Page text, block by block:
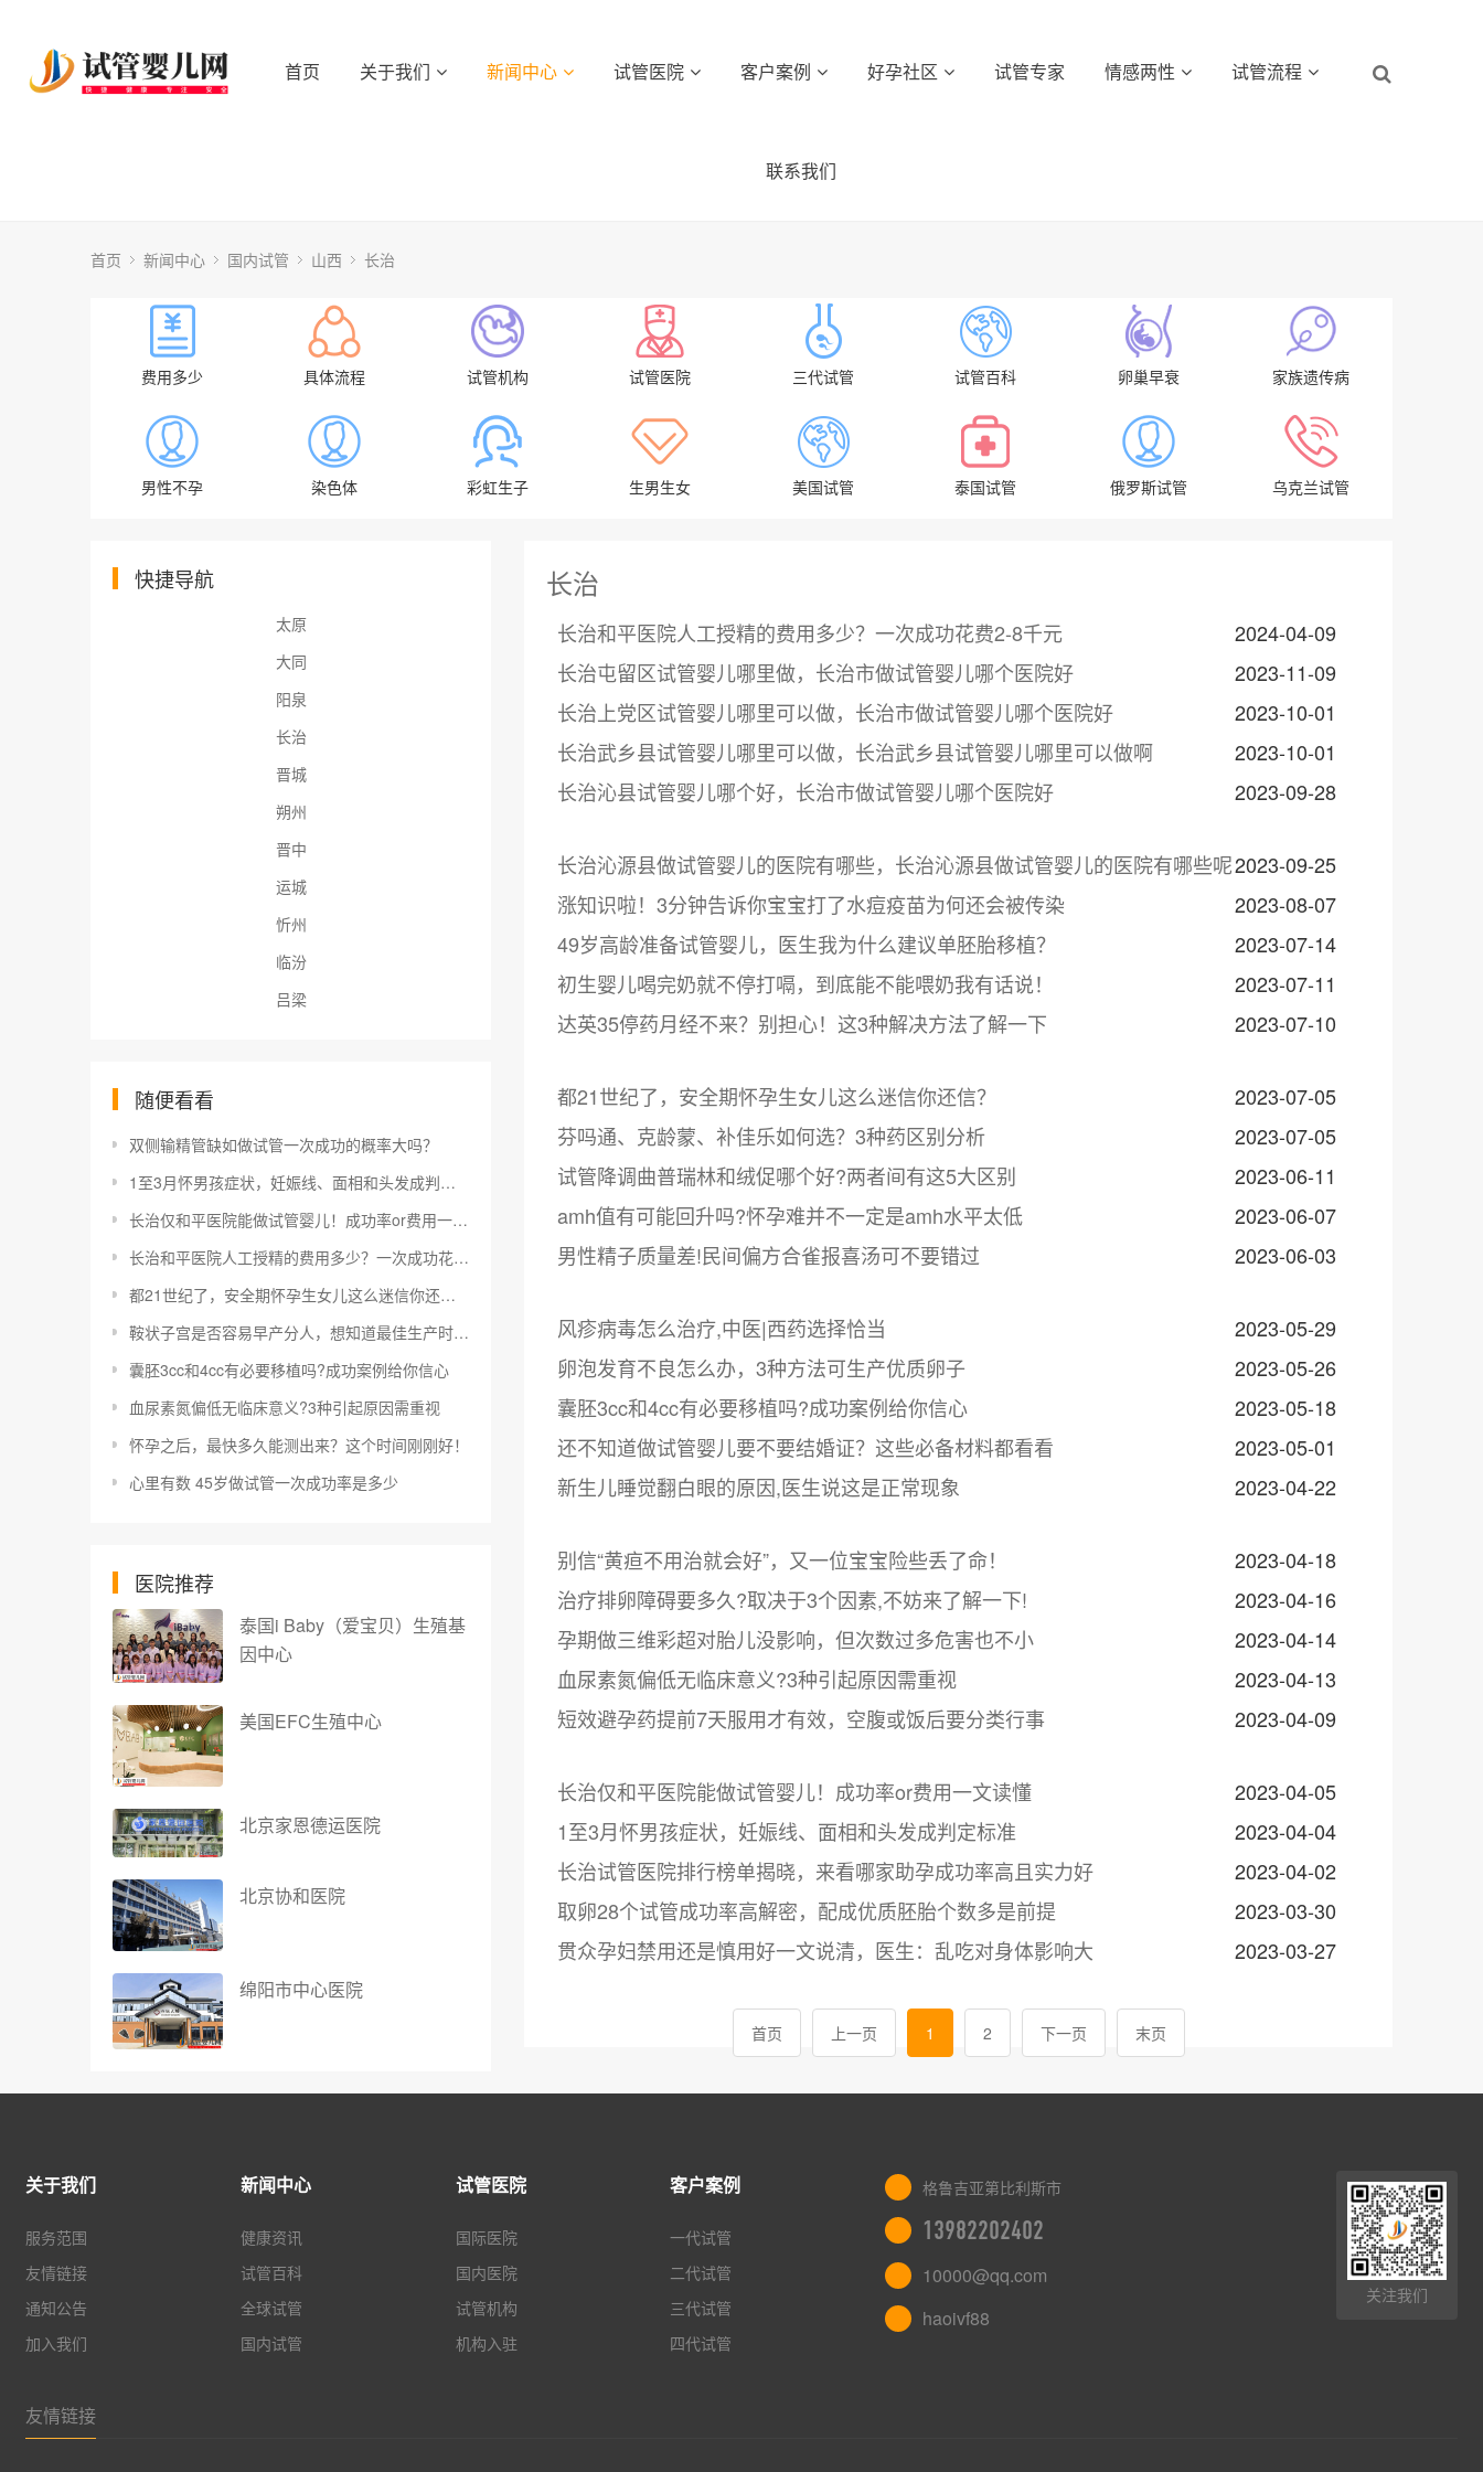
首页 关于我们 新闻中心 试管医院 客户案例 好孕社区 试管专家 情感两性 试管流程
联系我们
首页 新闻中心 国内试管 山西 长治
费用多少 具体流程 试管机构 试管医院 三代试管 试管百科 卵巢早衰 家族遗传病
男性不孕 染色体 彩虹生子 生男生女 美国试管 泰国试管 俄罗斯试管 乌克兰试管
快捷导航
太原
大同
阳泉
长治
晋城
朔州
晋中
运城
忻州
临汾
吕梁
随便看看
双侧输精管缺如做试管一次成功的概率大吗？
1至3月怀男孩症状，妊娠线、面相和头发成判定标准
长治仅和平医院能做试管婴儿！成功率or费用一文读懂
长治和平医院人工授精的费用多少？一次成功花费2-8千元
都21世纪了，安全期怀孕生女儿这么迷信你还信？
鞍状子宫是否容易早产分人，想知道最佳生产时间看这
囊胚3cc和4cc有必要移植吗?成功案例给你信心
血尿素氮偏低无临床意义?3种引起原因需重视
怀孕之后，最快多久能测出来？这个时间刚刚好！
心里有数 45岁做试管一次成功率是多少
医院推荐
泰国i Baby（爱宝贝）生殖基
因中心
美国EFC生殖中心
北京家恩德运医院
北京协和医院
绵阳市中心医院
长治
长治和平医院人工授精的费用多少？一次成功花费2-8千元
2024-04-09
长治屯留区试管婴儿哪里做，长治市做试管婴儿哪个医院好
2023-11-09
长治上党区试管婴儿哪里可以做，长治市做试管婴儿哪个医院好
2023-10-01
长治武乡县试管婴儿哪里可以做，长治武乡县试管婴儿哪里可以做啊
2023-10-01
长治沁县试管婴儿哪个好，长治市做试管婴儿哪个医院好
2023-09-28
长治沁源县做试管婴儿的医院有哪些，长治沁源县做试管婴儿的医院有哪些呢2023-09-25
涨知识啦！3分钟告诉你宝宝打了水痘疫苗为何还会被传染
2023-08-07
49岁高龄准备试管婴儿，医生我为什么建议单胚胎移植？
2023-07-14
初生婴儿喝完奶就不停打嗝，到底能不能喂奶我有话说！
2023-07-11
达英35停药月经不来？别担心！这3种解决方法了解一下
2023-07-10
都21世纪了，安全期怀孕生女儿这么迷信你还信？
2023-07-05
芬吗通、克龄蒙、补佳乐如何选？3种药区别分析
2023-07-05
试管降调曲普瑞林和绒促哪个好?两者间有这5大区别
2023-06-11
amh值有可能回升吗?怀孕难并不一定是amh水平太低
2023-06-07
男性精子质量差!民间偏方合雀报喜汤可不要错过
2023-06-03
风疹病毒怎么治疗,中医|西药选择恰当
2023-05-29
卵泡发育不良怎么办，3种方法可生产优质卵子
2023-05-26
囊胚3cc和4cc有必要移植吗?成功案例给你信心
2023-05-18
还不知道做试管婴儿要不要结婚证？这些必备材料都看看
2023-05-01
新生儿睡觉翻白眼的原因,医生说这是正常现象
2023-04-22
别信“黄疸不用治就会好”，又一位宝宝险些丢了命！
2023-04-18
治疗排卵障碍要多久?取决于3个因素,不妨来了解一下!
2023-04-16
孕期做三维彩超对胎儿没影响，但次数过多危害也不小
2023-04-14
血尿素氮偏低无临床意义?3种引起原因需重视
2023-04-13
短效避孕药提前7天服用才有效，空腹或饭后要分类行事
2023-04-09
长治仅和平医院能做试管婴儿！成功率or费用一文读懂
2023-04-05
1至3月怀男孩症状，妊娠线、面相和头发成判定标准
2023-04-04
长治试管医院排行榜单揭晓，来看哪家助孕成功率高且实力好
2023-04-02
取卵28个试管成功率高解密，配成优质胚胎个数多是前提
2023-03-30
贯众孕妇禁用还是慎用好一文说清，医生：乱吃对身体影响大
2023-03-27
首页 上一页 1 2 下一页 末页
关于我们
服务范围
友情链接
通知公告
加入我们
新闻中心
健康资讯
试管百科
全球试管
国内试管
试管医院
国际医院
国内医院
试管机构
机构入驻
客户案例
一代试管
二代试管
三代试管
四代试管
格鲁吉亚第比利斯市
13982202402
10000@qq.com
haoivf88
关注我们
友情链接